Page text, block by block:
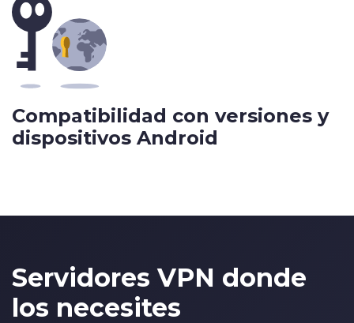
Compatibilidad con versiones y
dispositivos Android
Servidores VPN donde
los necesites
3
6
7
9
1
2
0
3
5
6